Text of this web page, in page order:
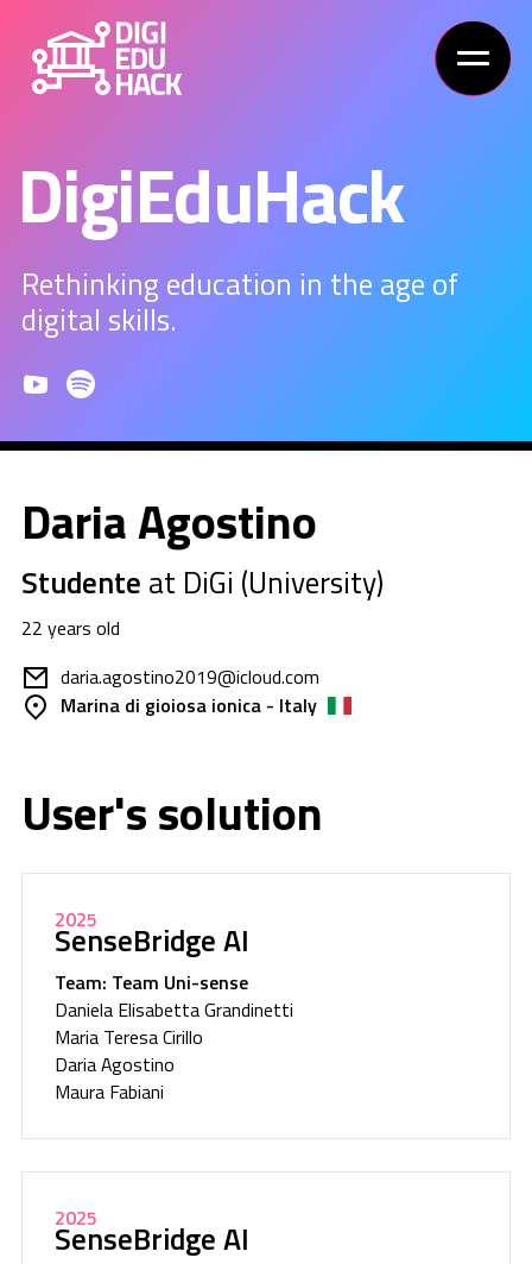
DigiEduHack
Rethinking education in the age of
digital skills.
Daria Agostino
Studente at DiGi (University)
22 years old
daria.agostino2019@icloud.com
Marina di gioiosa ionica - Italy
User's solution
2025
SenseBridge AI
Team: Team Uni-sense
Daniela Elisabetta Grandinetti
Maria Teresa Cirillo
Daria Agostino
Maura Fabiani
2025
SenseBridge AI